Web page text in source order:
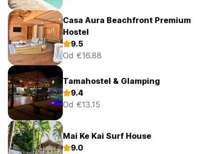
Casa Aura Beachfront Premium
Hostel
9.5
Od €16.88
Tamahostel & Glamping
9.4
Od €13.15
Mai Ke Kai Surf House
9.0